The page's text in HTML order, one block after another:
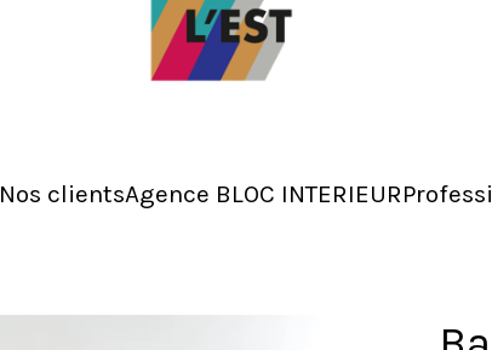
Nos clientsAgence BLOC INTERIEUR